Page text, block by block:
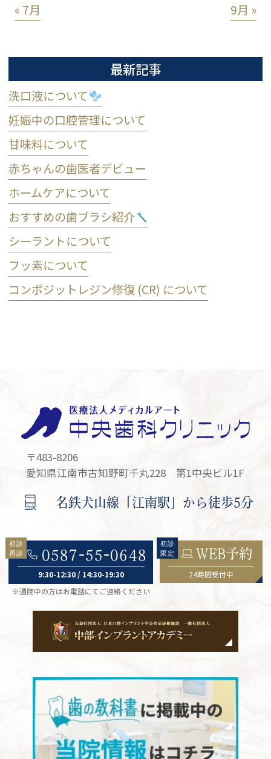
« 7月 9月 »
最新記事
洗口液について
妊娠中の口腔管理について
甘味料について
赤ちゃんの歯医者デビュー
ホームケアについて
おすすめの歯ブラシ紹介
シーラントについて
フッ素について
コンポジットレジン修復 (CR) について
〒483-8206
愛知県江南市古知野町千丸228 第1中央ビル1F
名鉄犬山線「江南駅」から徒歩5分
0587-55-0648
9:30-12:30 / 14:30-19:30
※通院中の方はお電話にてご連絡ください
WEB予約
24時間受付中